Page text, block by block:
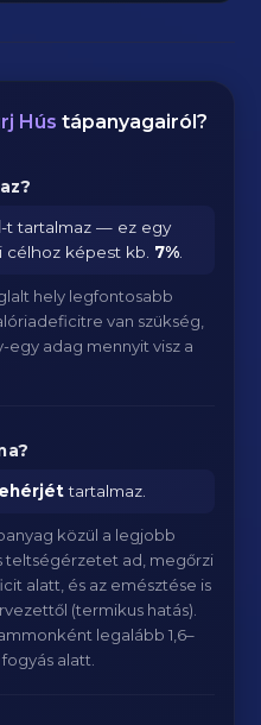
Hús tápanyagairól?
-t tartalmaz — ez egy
képest kb. 7%
hely legfontosabb
van szükség,
adag mennyit visz a
tartalmaz.
közül a legjobb
teltségérzetet ad, megőrzi
alatt, és az emésztése is
(termikus hatás).
legalább 1,6–
alatt.